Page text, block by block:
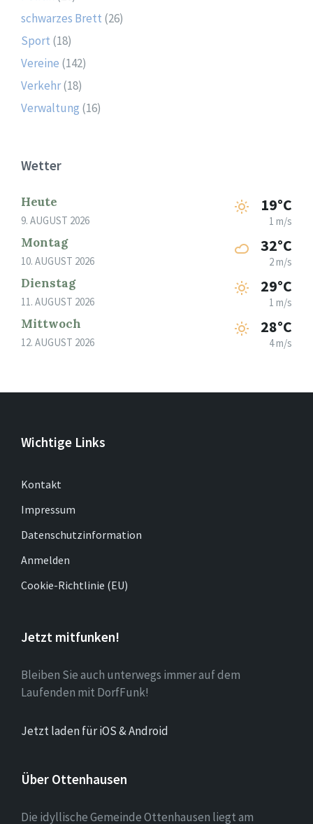
schwarzes Brett (26)
Sport (18)
Vereine (142)
Verkehr(18)
Verwaltung (16)
Wetter
Heute
9. AUGUST 2026
19°C
1 m/s
Montag
10. AUGUST 2026
32°C
2 m/s
Dienstag
11. AUGUST 2026
29°C
1 m/s
Mittwoch
12. AUGUST 2026
28°C
4 m/s
Wichtige Links
Kontakt
Impressum
Datenschutzinformation
Anmelden
Cookie-Richtlinie (EU)
Jetzt mitfunken!
Bleiben Sie auch unterwegs immer auf dem
Laufenden mit DorfFunk!
Jetzt laden für iOS & Android
Über Ottenhausen
Die idyllische Gemeinde Ottenhausen liegt am